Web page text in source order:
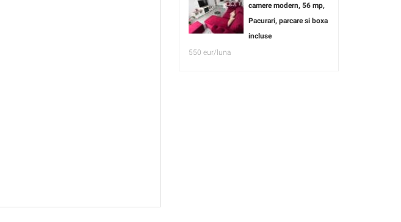
camere modern, 56 mp,
Pacurari, parcare si boxa
incluse
550 eur/luna